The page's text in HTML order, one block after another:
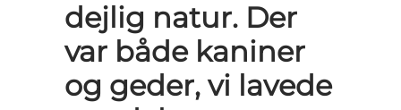
dejlig natur. Der
var både kaniner
og geder, vi lavede